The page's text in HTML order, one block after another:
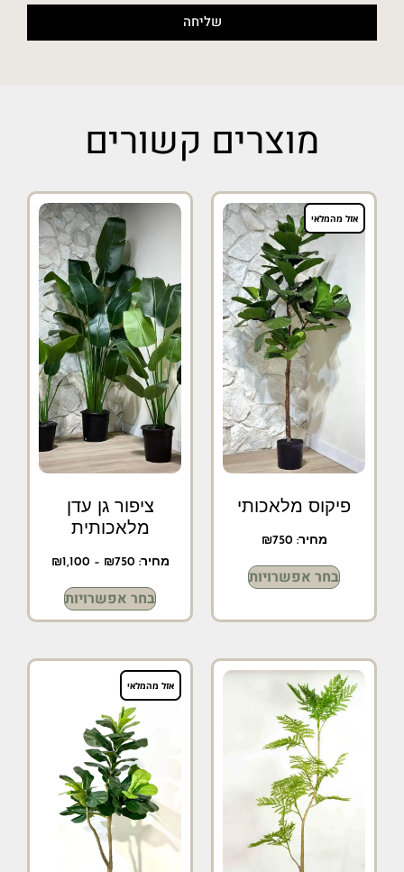
שליחה
מוצרים קשורים
אזל מהמלאי
פיקוס מלאכותי
מחיר: ₪750
בחר אפשרויות
ציפור גן עדן
מלאכותית
מחיר: ₪750
–
₪1,100
בחר אפשרויות
אזל מהמלאי